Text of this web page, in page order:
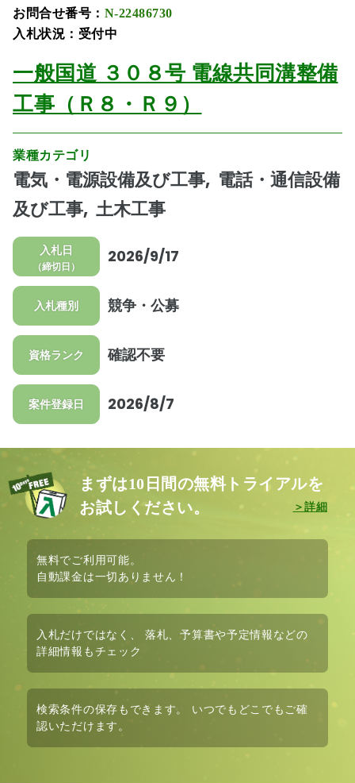
お問合せ番号： N-22486730
入札状況：受付中
一般国道 ３０８号 電線共同溝整備
工事（Ｒ８・Ｒ９）
業種カテゴリ
電気・電源設備及び工事 電話・通信設備
及び工事 土木工事
入札日
（締切日）
2026/9/17
入札種別 競争・公募
資格ランク 確認不要
案件登録日 2026/8/7
まずは10日間の無料トライアルを
お試しください。
無料でご利用可能。
自動課金は一切ありません！
入札だけではなく、 落札、予算書や予定情報などの
詳細情報もチェック
検索条件の保存も できます。 いつでもどこでもご確
認いただけます。